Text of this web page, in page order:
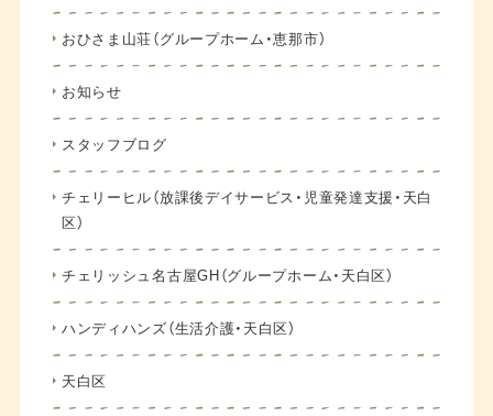
おひさま山荘（グループホーム・恵那市）
お知らせ
スタッフブログ
チェリーヒル（放課後デイサービス・児童発達支援・天白
区）
チェリッシュ名古屋GH（グループホーム・天白区）
ハンディハンズ（生活介護・天白区）
天白区